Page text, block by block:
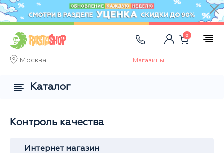
Москва Магазины
0
Контроль качества
Интернет магазин
Каталог